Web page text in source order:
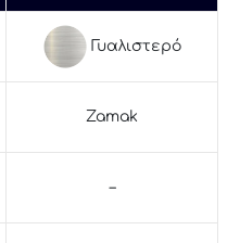
Γυαλιστερό
Zamak
–